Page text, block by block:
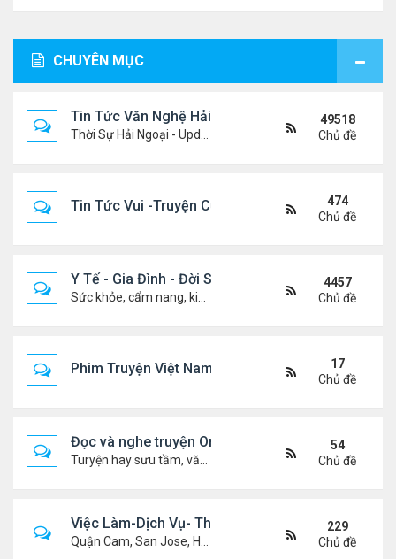
CHUYÊN MỤC
Tin Tức Văn Nghệ Hải Ngoại
49518
Chủ đề
Tin Tức Vui -Truyện Cười- Video Hài
474
Chủ đề
Y Tế - Gia Đình - Đời Sống
4457
Chủ đề
Phim Truyện Việt Nam Online
17
Chủ đề
Đọc và nghe truyện Online
54
Chủ đề
Việc Làm-Dịch Vụ- Thuê Nhà
229
Chủ đề